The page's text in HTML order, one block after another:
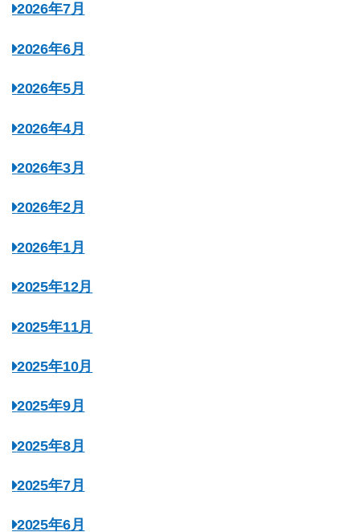
2026年7月
2026年6月
2026年5月
2026年4月
2026年3月
2026年2月
2026年1月
2025年12月
2025年11月
2025年10月
2025年9月
2025年8月
2025年7月
2025年6月